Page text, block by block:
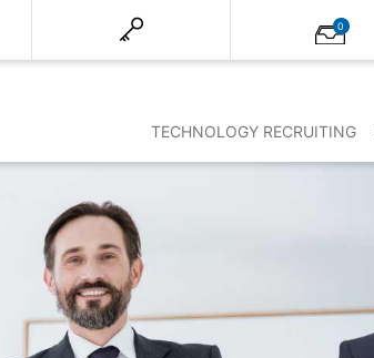
0
TECHNOLOGY RECRUITING